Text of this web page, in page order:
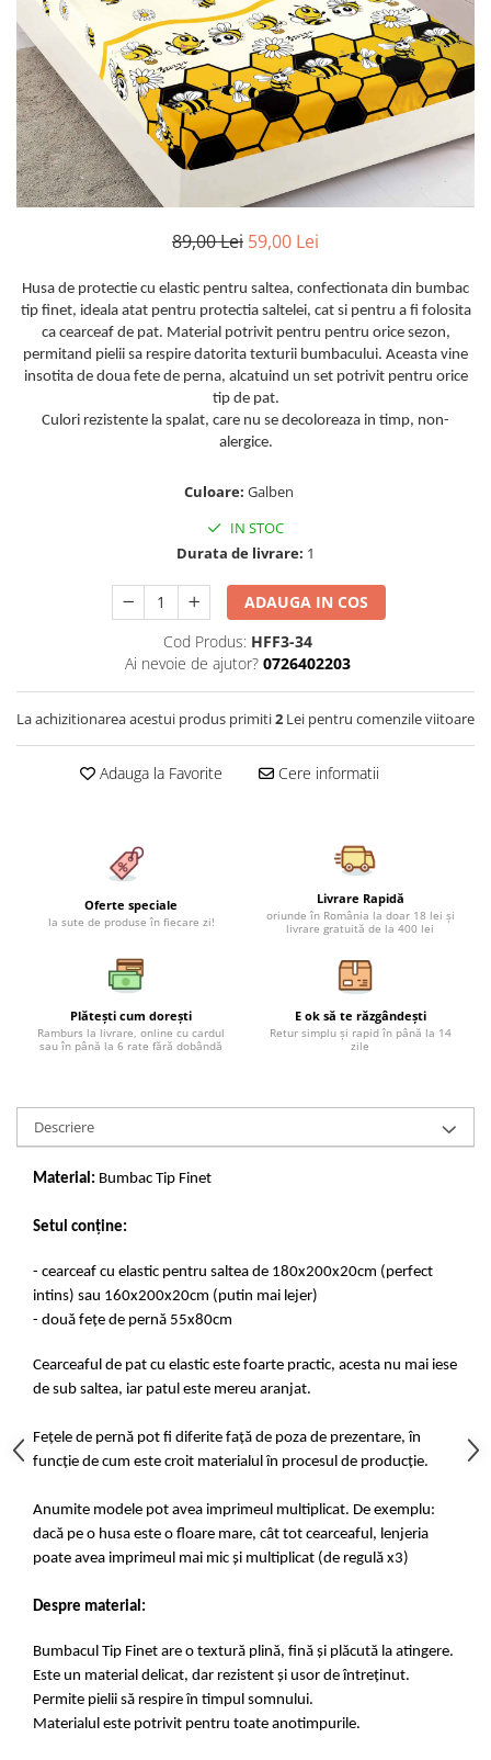
Cearceaf cu elastic
Cearceaf normal
Bumbac Satinat Superior
Cearceaf cu elastic
Cearceaf normal
Bumbac Satinat 3D
Cearceaf cu elastic 4 piese
Cearceaf normal 4 piese
Bumbac Tip Damasc
Cearceaf normal 4 piese
Cearceaf cu elastic 4 piese
Cearceaf normal 6 piese
Cearceaf cu elastic 6 piese
Cearceaf cu elastic
Lenjerii Pufoase Fluffy/ Rabbit
Bumbac Neted Nesatinat
Bumbac 100% Poplin Hobby
Lenjerii Matase
Lenjerii pentru PASTE
Set Lenjerie + Draperii Pat Dublu
Persoana
Bumbac Tip Finet 5D In Relief - 1
Persoana
Cearceaf cu elastic 4 piese
Cearceaf normal 4 piese
Set Lenjerie + Draperii 1 Persoana
Lenjerii Bumbac 100% - 1 Persoana
Paturi Cocolino Pentru Copii
Huse De Pat Damasc
Huse De Pat Damasc - 140x200cm
Huse De Pat Damasc - 160x200cm
Huse De Pat Damasc - 180x200cm
Huse De Pat Jersey Reiat
Cearceaf Pat + Fețe De Pernă
Huse De Pat Catifea / Topper
Huse De Pat Catifea / Topper -
160x200cm
Huse De Pat Catifea / Topper -
180x200cm
Huse Din Frotir
Huse De Pat Cocolino
Huse De Pat Cocolino Tricotate
Huse De Pat Tricotate 140x200cm
Huse De Pat Tricotate 180x200cm
Huse Impermeabile 160x200cm
89,00 Lei 59,00 Lei
Husa de protectie cu elastic pentru saltea, confectionata din bumbac
tip finet, ideala atat pentru protectia saltelei, cat si pentru a fi folosita
ca cearceaf de pat. Material potrivit pentru pentru orice sezon,
permitand pielii sa respire datorita texturii bumbacului. Aceasta vine
insotita de doua fete de perna, alcatuind un set potrivit pentru orice
tip de pat.
Culori rezistente la spalat, care nu se decoloreaza in timp, non-
alergice.
Culoare: Galben
IN STOC
Durata de livrare: 1
ADAUGA IN COS
Cod Produs: HFF3-34
Ai nevoie de ajutor? 0726402203
La achizitionarea acestui produs primiti2 Lei pentru comenzile viitoare
Adauga la Favorite Cere informatii
Oferte speciale
la sute de produse în fiecare zi!
Livrare Rapidă
oriunde în România la doar 18 lei și
livrare gratuită de la 400 lei
Plătești cum dorești
Ramburs la livrare, online cu cardul
sau în până la 6 rate fără dobândă
E ok să te răzgândești
Retur simplu și rapid în până la 14
zile
Descriere
Material: Bumbac Tip Finet
Setul conține:
- cearceaf cu elastic pentru saltea de 180x200x20cm (perfect
intins) sau 160x200x20cm (putin mai lejer)
- două fețe de pernă 55x80cm
Cearceaful de pat cu elastic este foarte practic, acesta nu mai iese
de sub saltea, iar patul este mereu aranjat.
Fețele de pernă pot fi diferite față de poza de prezentare, în
funcție de cum este croit materialul în procesul de producție.
Anumite modele pot avea imprimeul multiplicat. De exemplu:
dacă pe o husa este o floare mare, cât tot cearceaful, lenjeria
poate avea imprimeul mai mic și multiplicat (de regulă x3)
Despre material:
Bumbacul Tip Finet are o textură plină, fină și plăcută la atingere.
Este un material delicat, dar rezistent și usor de întreținut.
Permite pielii să respire în timpul somnului.
Materialul este potrivit pentru toate anotimpurile.